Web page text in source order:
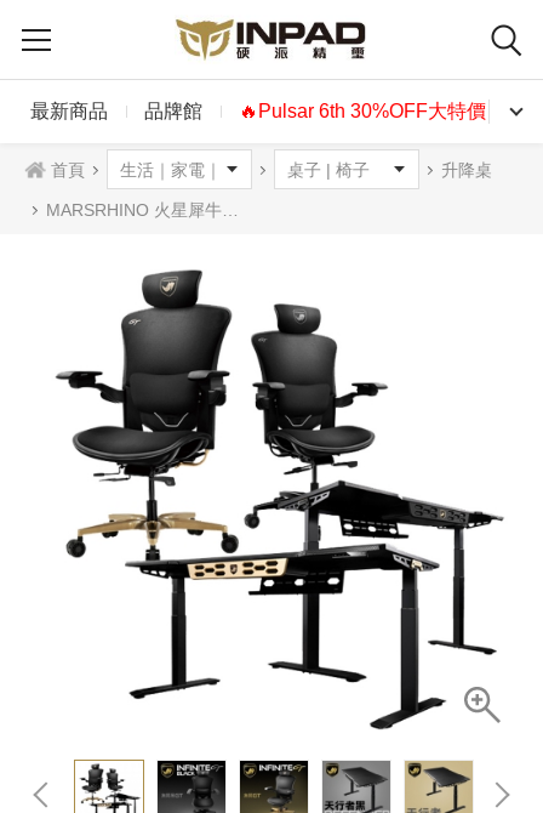
最新商品 品牌館 🔥Pulsar 6th 30%OFF大特價🔥
首頁 升降桌
MARSRHINO 火星犀牛 DEFENDER 電動升降桌+GT無限電競椅